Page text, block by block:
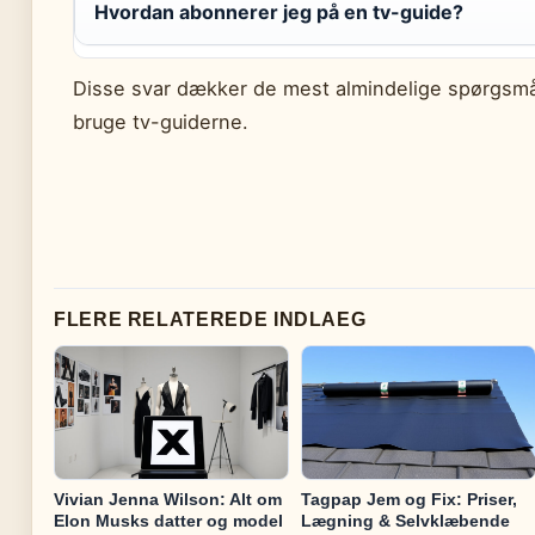
Hvordan abonnerer jeg på en tv-guide?
Disse svar dækker de mest almindelige
bruge tv-guiderne.
FLERE RELATEREDE INDLAEG
Vivian Jenna Wilson: Alt om
Elon Musks datter og model
Tagpap Jem og Fix: Priser,
Lægning & Selvklæbende